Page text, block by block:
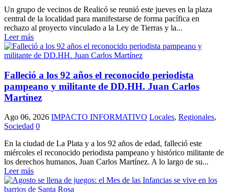
Un grupo de vecinos de Realicó se reunió este jueves en la plaza
central de la localidad para manifestarse de forma pacífica en
rechazo al proyecto vinculado a la Ley de Tierras y la...
Leer más
Falleció a los 92 años el reconocido periodista
pampeano y militante de DD.HH. Juan Carlos
Martínez
Ago 06, 2026 IMPACTO INFORMATIVO Locales, Regionales,
Sociedad 0
En la ciudad de La Plata y a los 92 años de edad, falleció este
miércoles el reconocido periodista pampeano y histórico militante de
los derechos humanos, Juan Carlos Martínez. A lo largo de su...
Leer más